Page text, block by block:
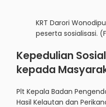
KRT Darori
peserta sosialisasi.
Kepedulian
kepada
Plt Kepala Badan
Hasil Kelautan dan